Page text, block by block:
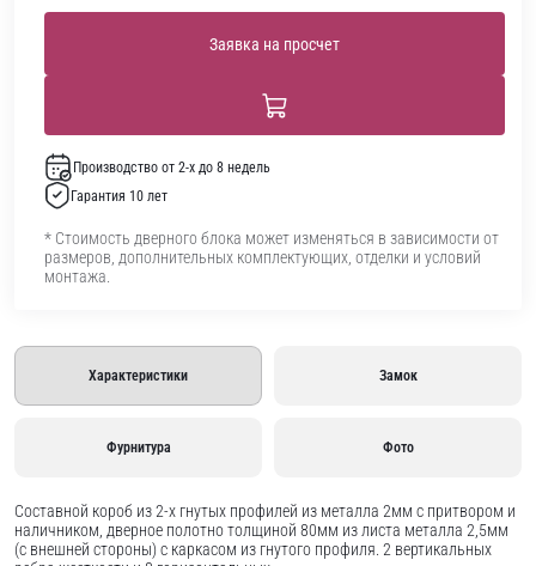
Заявка на просчет
Производство от 2-х до 8 недель
Гарантия 10 лет
* Стоимость дверного блока может изменяться в зависимости от
размеров, дополнительных комплектующих, отделки и условий
монтажа.
Характеристики Замок
Фурнитура Фото
Составной короб из 2-х гнутых профилей из металла 2мм с притвором и
наличником, дверное полотно толщиной 80мм из листа металла 2,5мм
(с внешней стороны) c каркасом из гнутого профиля. 2 вертикальных